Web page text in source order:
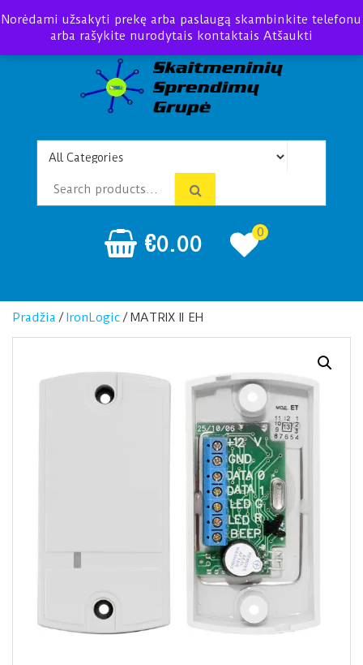
Telefonspynės Praėjimo
kontrolė
€0.00 0
Pradžia /IronLogic / MATRIX II EH
Norėdami užsakyti prekę arba paslaugą skambinkite telefonu
arba rašykite nurodytais kontaktais Atšaukti